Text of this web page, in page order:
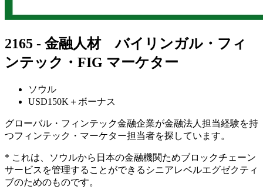
2165 - 金融人材 バイリンガル・フィ
ンテック・FIG マーケター
ソウル
USD150K＋ボーナス
グローバル・フィンテック金融企業が金融法人担当経験を持
つフィンテック・マーケター担当者を探しています。
* これは、ソウルから日本の金融機関ためブロックチェーン
サービスを管理することができるシニアレベルエグゼクティ
ブのためのものです。